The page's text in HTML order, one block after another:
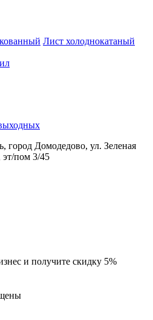
Лист холоднокатаный
город Домодедово, ул. Зеленая
пом 3/45
и получите скидку 5%